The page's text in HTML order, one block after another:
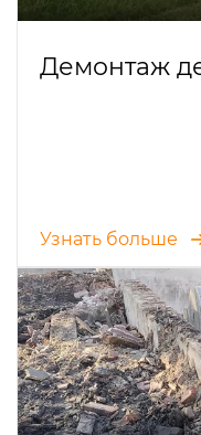
Демонтаж
Узнать больше